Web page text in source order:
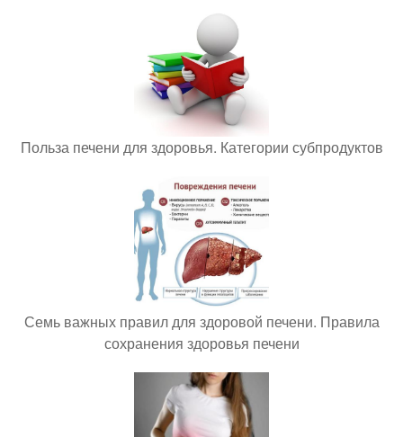
Польза печени для здоровья. Категории субпродуктов
Семь важных правил для здоровой печени. Правила
сохранения здоровья печени